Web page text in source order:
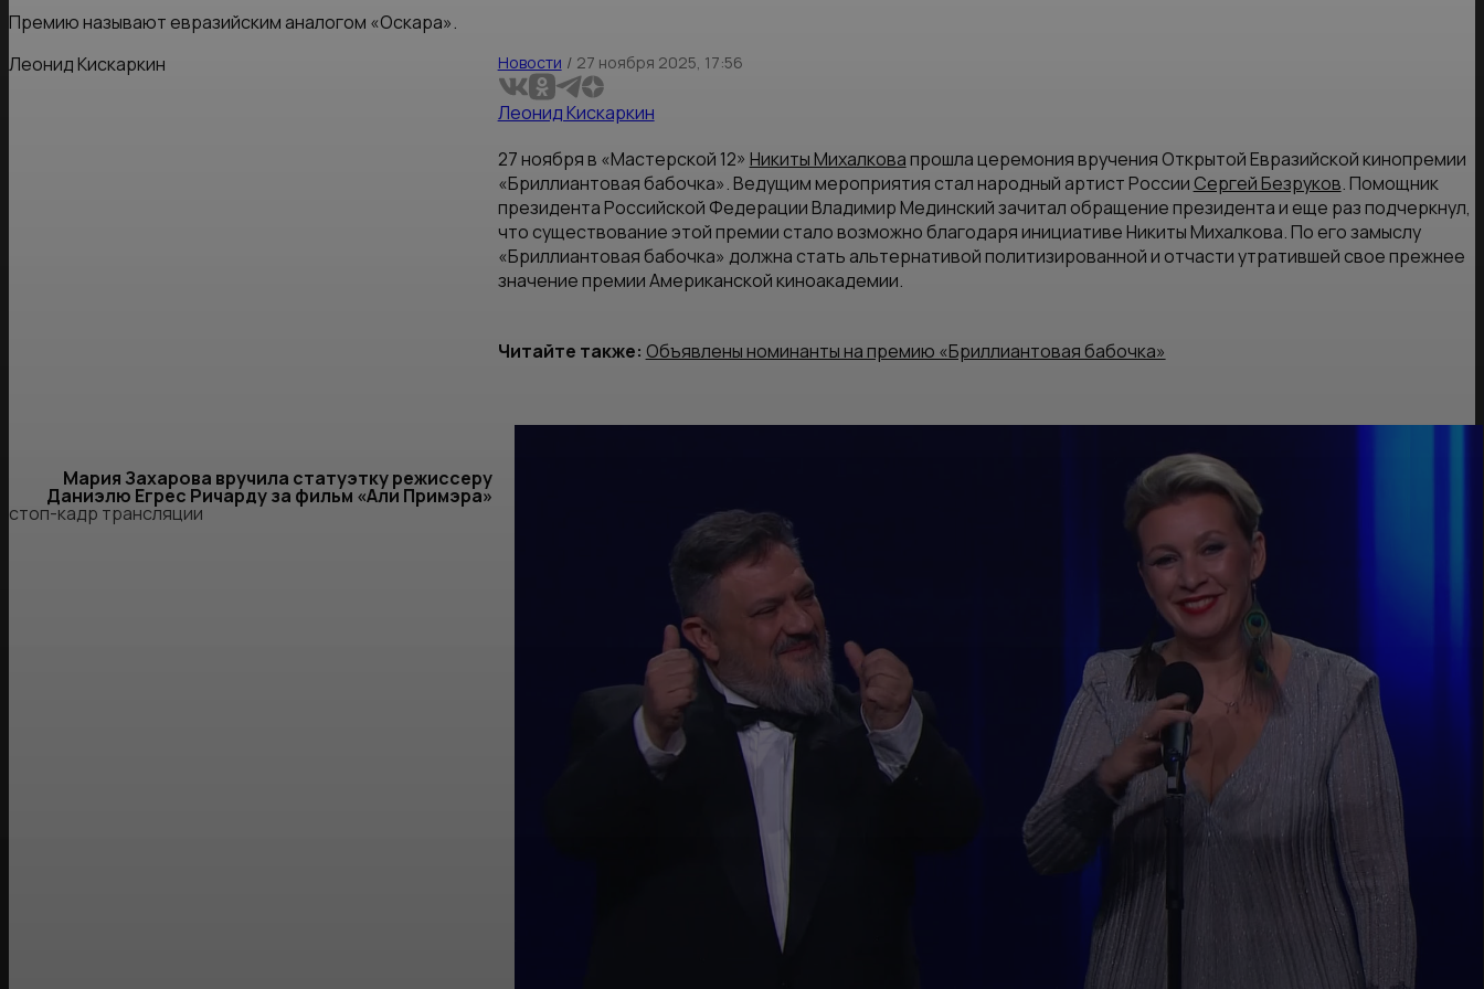
Премию называют евразийским аналогом «Оскара».
Леонид Кискаркин
Новости / 27 ноября 2025, 17:56
Леонид Кискаркин
27 ноября в «Мастерской 12» Никиты Михалковапрошла церемония вручения Открытой Евразийской кинопремии
«Бриллиантовая бабочка». Ведущим мероприятия стал народный артист России Сергей Безруков. Помощник
президента Российской Федерации Владимир Мединский зачитал обращение президента и еще раз подчеркнул,
что существование этой премии стало возможно благодаря инициативе Никиты Михалкова. По его замыслу
«Бриллиантовая бабочка» должна стать альтернативой политизированной и отчасти утратившей свое прежнее
значение премии Американской киноакадемии.
Читайте также: Объявлены номинанты на премию «Бриллиантовая бабочка»
Мария Захарова вручила статуэтку режиссеру
Даниэлю Егрес Ричарду за фильм «Али Примэра»
стоп-кадр трансляции